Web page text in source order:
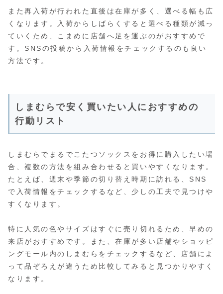
また再入荷が行われた直後は在庫が多く、選べる幅も広
くなります。入荷からしばらくすると選べる種類が減っ
ていくため、こまめに店舗へ足を運ぶのがおすすめで
す。SNSの投稿から入荷情報をチェックするのも良い
方法です。
しまむらで安く買いたい人におすすめの
行動リスト
しまむらでまるでこたつソックスをお得に購入したい場
合、複数の方法を組み合わせると買いやすくなります。
たとえば、週末や季節の切り替え時期に訪れる、SNS
で入荷情報をチェックするなど、少しの工夫で見つけや
すくなります。
特に人気の色やサイズはすぐに売り切れるため、早めの
来店がおすすめです。また、在庫が多い店舗やショッピ
ングモール内のしまむらをチェックするなど、店舗によ
って品ぞろえが違うため比較してみると見つかりやすく
なります。